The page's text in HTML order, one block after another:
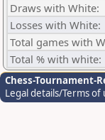
Draws with White:
Losses with White:
Total games with
Total % with white:
Chess-Tournament-
Legal details/Terms of